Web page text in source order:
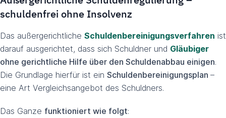
schuldenfrei ohne Insolvenz
Das außergerichtliche Schuldenbereinigungsverfahren ist
darauf ausgerichtet, dass sich Schuldner und Gläubiger
ohne gerichtliche Hilfe über den Schuldenabbau einigen.
Die Grundlage hierfür ist ein Schuldenbereinigungsplan –
eine Art Vergleichsangebot des Schuldners.
Das Ganze funktioniert wie folgt: